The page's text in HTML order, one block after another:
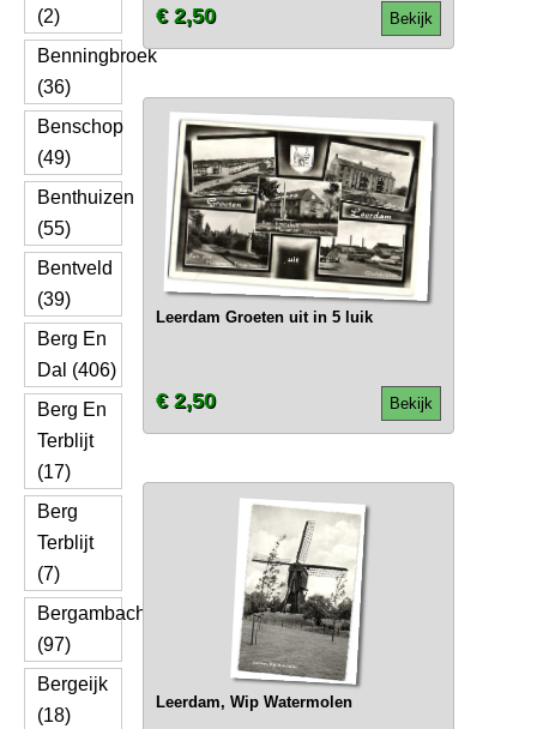
(2)
Benningbroek
(36)
Benschop
(49)
Benthuizen
(55)
Bentveld
(39)
Berg En
Dal (406)
Berg En
Terblijt
(17)
Berg
Terblijt
(7)
Bergambacht
(97)
Bergeijk
(18)
Bekijk
€ 2,50
Leerdam Groeten uit in 5 luik
Bekijk
€ 2,50
Leerdam, Wip Watermolen